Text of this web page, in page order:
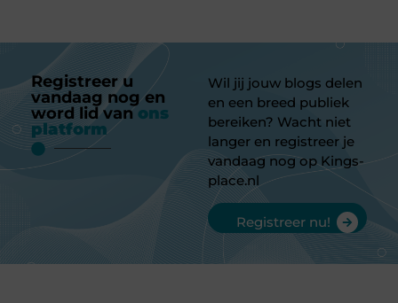
Registreer u
vandaag nog en
word lid van ons
platform
Wil jij jouw blogs delen
en een breed publiek
bereiken? Wacht niet
langer en registreer je
vandaag nog op Kings-
place.nl
Registreer nu!